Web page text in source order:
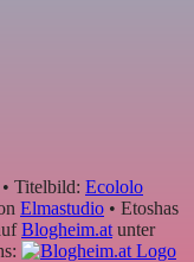
• Titelbild: Ecololo
Elmastudio • Etoshas
Blogheim.at unter